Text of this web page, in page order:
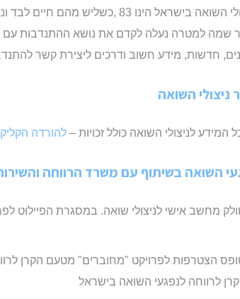
,כשליש מהם חיים לבד ונאלצים להסתדר בגפם.
שמה למטרה נעלה לקדם את נושא ההתנדבות עם
חדשות, מידע חשוב ודרכים ליצירת קשר
ניצולי השואה
לניצולי השואה כולל זכויות – להורדה
השואה בשיתוף עם משרד הרווחה
מחשב אישי לניצולי שואה. במסגרת הפיילוט
הצטרפות לפרויקט "מחוברים" מטעם הקרן